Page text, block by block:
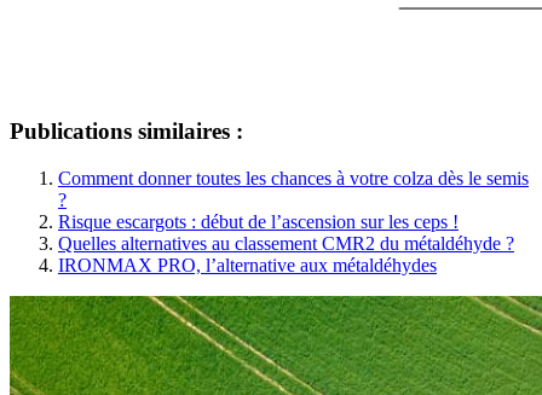
Publications similaires :
Comment donner toutes les chances à votre colza dès le semis
?
Risque escargots : début de l’ascension sur les ceps !
Quelles alternatives au classement CMR2 du métaldéhyde ?
IRONMAX PRO, l’alternative aux métaldéhydes